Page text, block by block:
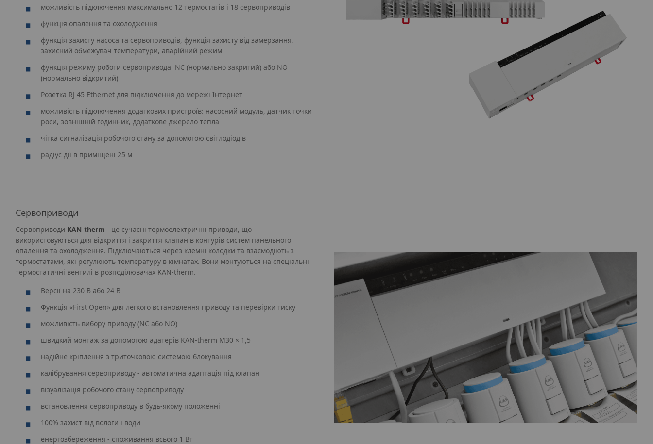
можливість підключення максимально 12 термостатів і 18 сервоприводів
функція опалення та охолодження
функція захисту насоса та сервоприводів, функція захисту від замерзання,
захисний обмежувач температури, аварійний режим
функція режиму роботи сервопривода: NC (нормально закритий) або NO
(нормально відкритий)
Розетка RJ 45 Ethernet для підключення до мережі Інтернет
можливість підключення додаткових пристроїв: насосний модуль, датчик точки
роси, зовнішній годинник, додаткове джерело тепла
чітка сигналізація робочого стану за допомогою світлодіодів
радіус дії в приміщені 25 м
Сервоприводи
Сервоприводи KAN‑therm - це сучасні термоелектричні приводи, що
використовуються для відкриття і закриття клапанів контурів систем панельного
опалення та охолодження. Підключаються через клемні колодки та взаємодіють з
термостатами, які регулюють температуру в кімнатах. Вони монтуються на спеціальні
термостатичні вентилі в розподілювачах KAN‑therm.
Версії на 230 В або 24 В
Функція «First Open» для легкого встановлення приводу та перевірки тиску
можливість вибору приводу (NC або NO)
швидкий монтаж за допомогою адатерів KAN‑therm M30 × 1,5
надійне кріплення з триточковою системою блокування
калібрування сервоприводу - автоматична адаптація під клапан
візуалізація робочого стану сервоприводу
встановлення сервоприводу в будь-якому положенні
100% захист від вологи і води
енергозбереження - споживання всього 1 Вт